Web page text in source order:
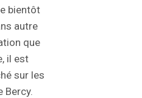
bientôt
autre
que
il est
sur les
Bercy.